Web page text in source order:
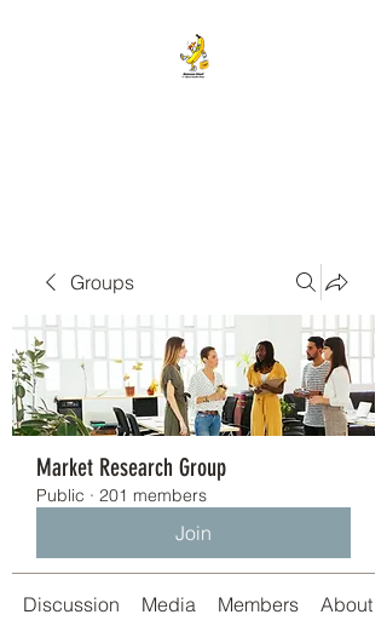
Groups
Market Research Group
Public · 201 members
Join
Discussion Media Members About